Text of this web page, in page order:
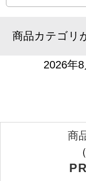
商品カテゴリ
2026年
商